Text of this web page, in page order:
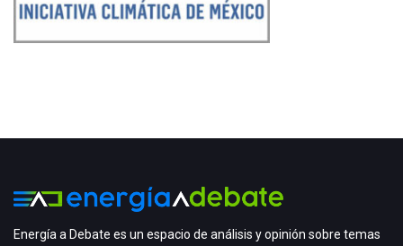
Energía a Debate es un espacio de análisis y opinión sobre temas